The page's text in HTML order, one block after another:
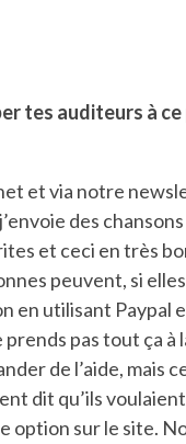
tes auditeurs à
et via notre
des
et ceci en très
peuvent, si
en utilisant Paypal
pas tout ça à
de l’aide, mais
dit qu’ils
option sur le site.